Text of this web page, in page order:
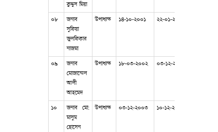
কুদ্দুস মিয়া
০৮
জনাব
সুফিয়া
জুলফিকার
নাজমা
উপাধ্যক্ষ ১৪-১০-২০০১ ২২-০১-২০০২
০৯
জনাব
মোজাম্মেল
আলী
আহমেদ
উপাধ্যক্ষ ১৮-০৩-২০০২ ০৩-১২-২০০৩
১০
জনাব মো:
মাসুম
হোসেন
উপাধ্যক্ষ ০৩-১২-২০০৩ ১০-১২-২০০৩